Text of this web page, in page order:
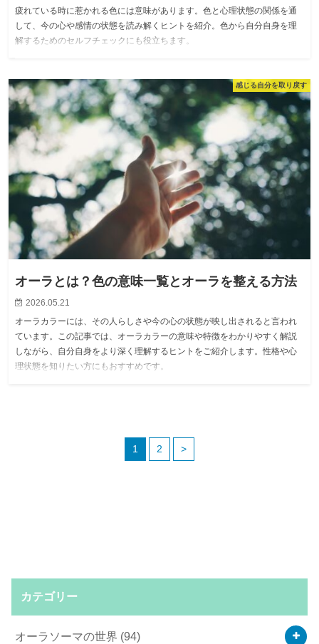
疲れている時に惹かれる色には意味があります。色と心理状態の関係を通
して、今の心や感情の状態を読み解くヒントを紹介。色から自分自身を理
解するためのセルフチェックにも役立ちます。
感じる自分を取り戻す
オーラとは？色の意味一覧とオーラを整える方法
2026.05.21
オーラカラーには、その人らしさや今の心の状態が映し出されると言われ
ています。この記事では、オーラカラーの意味や特徴をわかりやすく解説
しながら、自分自身をより深く理解するヒントをご紹介します。性格や心
理状態を知りたい方にもおすすめです。
1 2 >
カテゴリー
オーラソーマの世界 (94)